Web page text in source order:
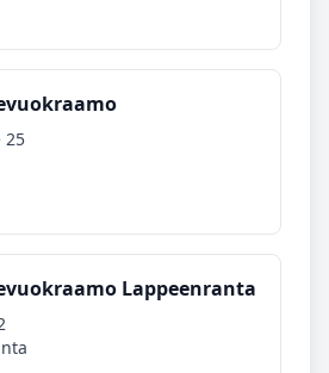
25
Lappeenranta